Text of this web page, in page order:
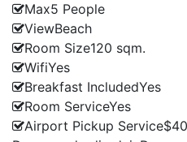
Max5 People
ViewBeach
Room Size120 sqm.
WifiYes
Breakfast IncludedYes
Room ServiceYes
Airport Pickup Service